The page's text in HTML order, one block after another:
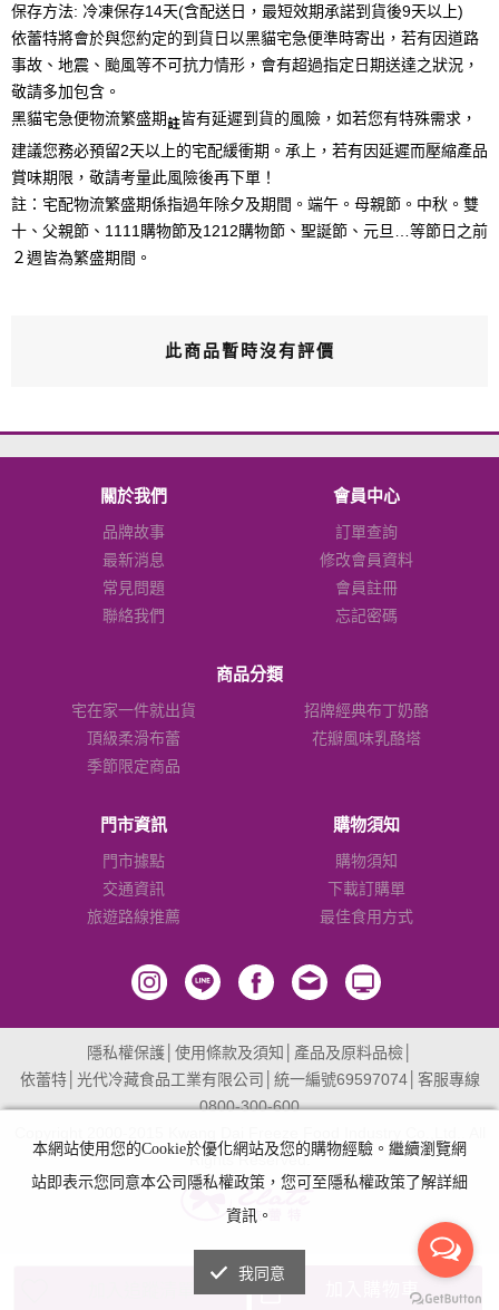
加入追蹤清單 加入購物車
保存方法: 冷凍保存14天(含配送日，最短效期承諾到貨後9天以上)
依蕾特將會於與您約定的到貨日以黑貓宅急便準時寄出，若有因道路
事故、地震、颱風等不可抗力情形，會有超過指定日期送達之狀況，
敬請多加包含。
黑貓宅急便物流繁盛期註皆有延遲到貨的風險，如若您有特殊需求，
建議您務必預留2天以上的宅配緩衝期。承上，若有因延遲而壓縮產品
賞味期限，敬請考量此風險後再下單！
註：宅配物流繁盛期係指過年除夕及期間。端午。母親節。中秋。雙
十、父親節、1111購物節及1212購物節、聖誕節、元旦…等節日之前
２週皆為繁盛期間。
此商品暫時沒有評價
關於我們
品牌故事
最新消息
常見問題
聯絡我們
會員中心
訂單查詢
修改會員資料
會員註冊
忘記密碼
商品分類
宅在家一件就出貨
招牌經典布丁奶酪
頂級柔滑布蕾
花瓣風味乳酪塔
季節限定商品
門市資訊
門市據點
交通資訊
旅遊路線推薦
購物須知
購物須知
下載訂購單
最佳食用方式
隱私權保護│ 使用條款及須知 產品及原料品檢│
依蕾特│光代冷藏食品工業有限公司│統一編號69597074│客服專線
0800-300-600
Rights Reserved.
本網站使用您的Cookie於優化網站及您的購物經驗。繼續瀏覽網
站即表示您同意本公司隱私權政策，您可至隱私權政策了解詳細
資訊。
我同意